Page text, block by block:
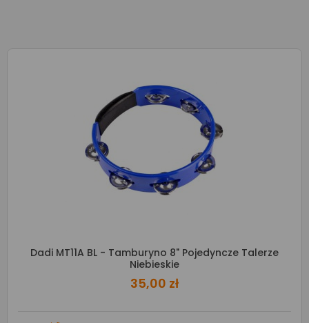
Dadi MT11A BL - Tamburyno 8" Pojedyncze Talerze
Niebieskie
35,00 zł